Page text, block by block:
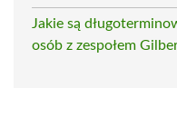
Jakie są
osób z zespołem